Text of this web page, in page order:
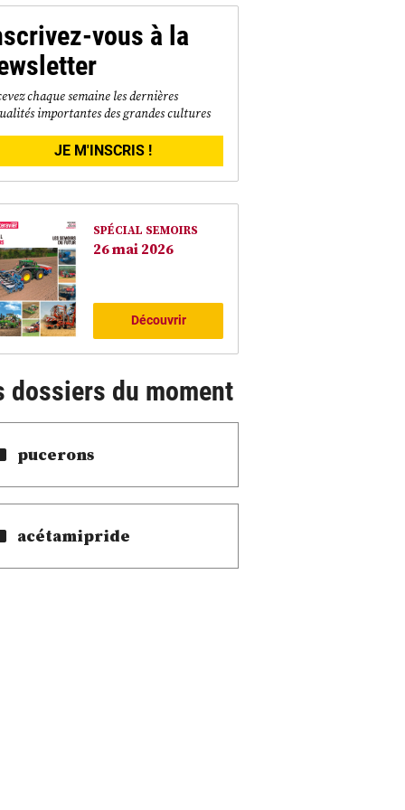
vous à la
chaque semaine les dernières
importantes des grandes cultures
JE M'INSCRIS !
SPÉCIAL SEMOIRS
26 mai 2026
Découvrir
dossiers du moment
pucerons
acétamipride